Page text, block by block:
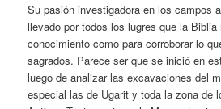
Su pasión investigadora en los campos
llevado por todos los lugres que la
conocimiento como para corroborar lo
sagrados. Parece ser que se inició en
luego de analizar las excavaciones del
especial las de Ugarit y toda la zona de